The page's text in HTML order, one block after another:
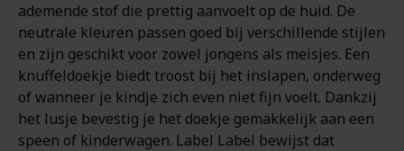
ademende stof die prettig aanvoelt op de huid. De
neutrale kleuren passen goed bij verschillende stijlen
en zijn geschikt voor zowel jongens als meisjes. Een
knuffeldoekje biedt troost bij het inslapen, onderweg
of wanneer je kindje zich even niet fijn voelt. Dankzij
het lusje bevestig je het doekje gemakkelijk aan een
speen of kinderwagen. Label Label bewijst dat